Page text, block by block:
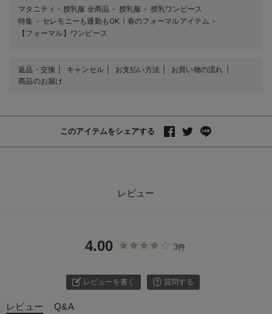
マタニティ・授乳服 全商品 ＞ 授乳服 ＞ 授乳ワンピース
特集
＞ セレモニーも通勤もOK！春のフォーマルアイテム ＞
【フォーマル】ワンピース
返品・交換 キャンセル お支払い方法
お買い物の流れ
商品のお届け
このアイテムをシェアする
レビュー
4.00 3件
レビューを書く 質問する
レビュー Q&A